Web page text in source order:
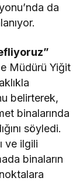
da
Müdürü Yiğit
belirterek,
binalarında
söyledi.
ve ilgili
binaların
noktalara